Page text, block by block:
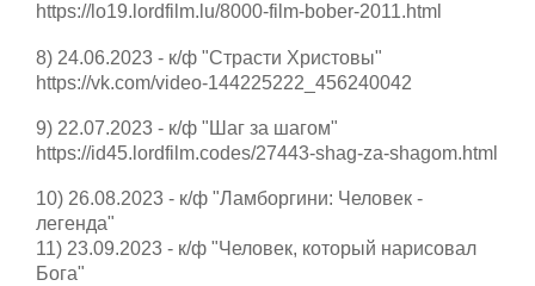
https://lo19.lordfilm.lu/8000-film-bober-2011.html
8) 24.06.2023 - к/ф "Страсти Христовы"
https://vk.com/video-144225222_456240042
9) 22.07.2023 - к/ф "Шаг за шагом"
https://id45.lordfilm.codes/27443-shag-za-shagom.html
10) 26.08.2023 - к/ф "Ламборгини: Человек -
легенда"
11) 23.09.2023 - к/ф "Человек, который нарисовал
Бога"